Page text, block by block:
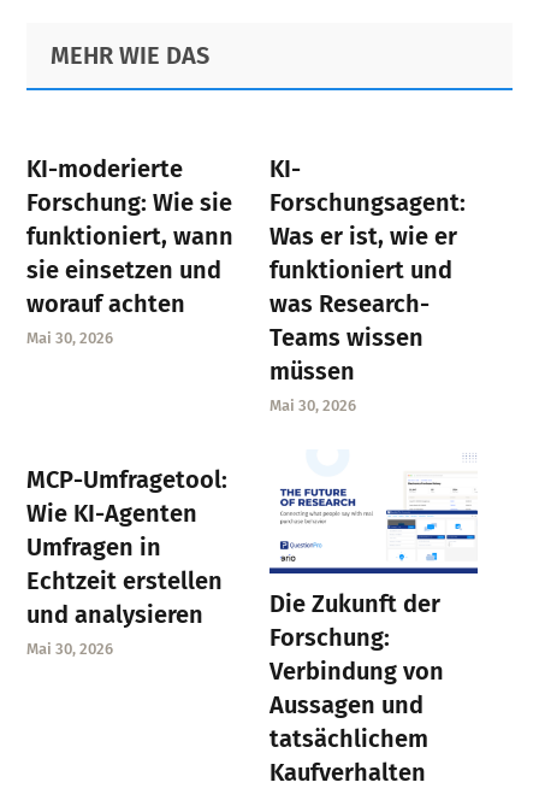
Primary
Sidebar
Footer
MEHR WIE DAS
KI-moderierte
Forschung: Wie sie
funktioniert, wann
sie einsetzen und
worauf achten
Mai 30, 2026
KI-
Forschungsagent:
Was er ist, wie er
funktioniert und
was Research-
Teams wissen
müssen
Mai 30, 2026
MCP-Umfragetool:
Wie KI-Agenten
Umfragen in
Echtzeit erstellen
und analysieren
Mai 30, 2026
Die Zukunft der
Forschung:
Verbindung von
Aussagen und
tatsächlichem
Kaufverhalten